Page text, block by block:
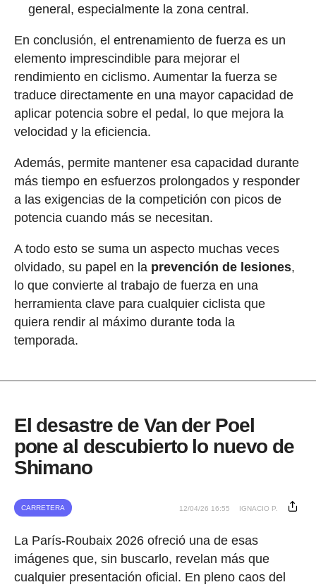
general, especialmente la zona central.
En conclusión, el entrenamiento de fuerza es un
elemento imprescindible para mejorar el
rendimiento en ciclismo. Aumentar la fuerza se
traduce directamente en una mayor capacidad de
aplicar potencia sobre el pedal, lo que mejora la
velocidad y la eficiencia.
Además, permite mantener esa capacidad durante
más tiempo en esfuerzos prolongados y responder
a las exigencias de la competición con picos de
potencia cuando más se necesitan.
A todo esto se suma un aspecto muchas veces
olvidado, su papel en la prevención de lesiones,
lo que convierte al trabajo de fuerza en una
herramienta clave para cualquier ciclista que
quiera rendir al máximo durante toda la
temporada.
El desastre de Van der Poel
pone al descubierto lo nuevo de
Shimano
CARRETERA 12/04/26 16:55 IGNACIO P.
La París-Roubaix 2026 ofreció una de esas
imágenes que, sin buscarlo, revelan más que
cualquier presentación oficial. En pleno caos del